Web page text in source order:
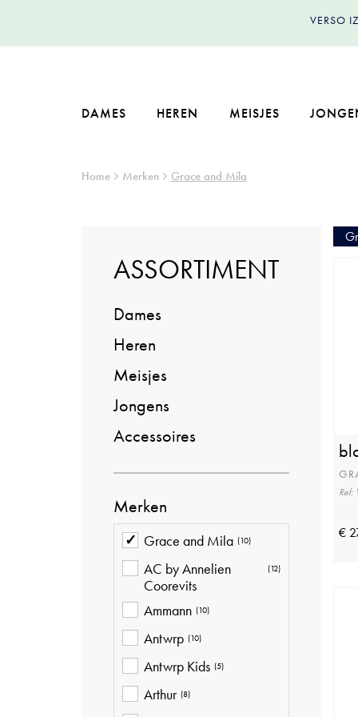
VERSO
DAMES HEREN MEISJES
Home Merken Grace and Mila
ASSORTIMENT
Dames
Heren
Meisjes
Jongens
Accessoires
Merken
Grace and Mila (10)
AC by Annelien
Coorevits
(12)
Ammann (10)
Antwrp (10)
Antwrp Kids (5)
Arthur (8)
Ref:
€